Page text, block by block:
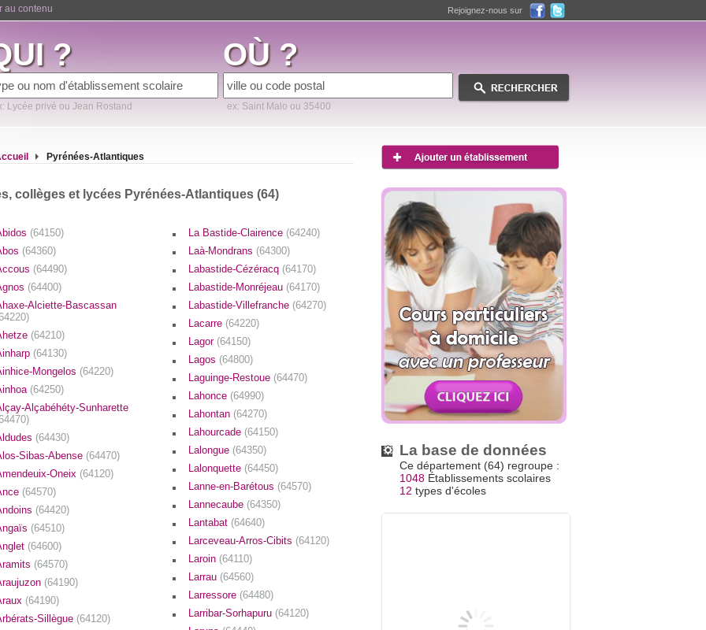
au contenu Rejoignez-nous sur
?
Lycée privé ou Jean Rostand
OÙ ?
ex: Saint Malo ou 35400
Pyrénées-Atlantiques
collèges et lycées Pyrénées-Atlantiques (64)
(64150)
(64360)
(64490)
(64400)
Alciette-Bascassan
(64210)
(64130)
Mongelos (64220)
(64250)
Alçabéhéty-Sunharette
(64430)
Sibas-Abense (64470)
Oneix (64120)
(64570)
(64420)
(64510)
(64600)
(64570)
(64190)
(64190)
Sillègue (64120)
La Bastide-Clairence (64240)
Laà-Mondrans (64300)
Labastide-Cézéracq (64170)
Labastide-Monréjeau (64170)
Labastide-Villefranche (64270)
Lacarre (64220)
Lagor (64150)
Lagos (64800)
Laguinge-Restoue (64470)
Lahonce (64990)
Lahontan (64270)
Lahourcade (64150)
Lalongue (64350)
Lalonquette (64450)
Lanne-en-Barétous (64570)
Lannecaube (64350)
Lantabat (64640)
Larceveau-Arros-Cibits (64120)
Laroin (64110)
Larrau (64560)
Larressore (64480)
Larribar-Sorhapuru (64120)
La base de données
Ce département (64) regroupe :
1048 Établissements scolaires
12 types d'écoles